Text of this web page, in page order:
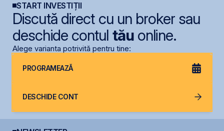
START INVESTIȚII
Discută direct cu un broker sau
deschide contul tăuonline.
Alege varianta potrivită pentru tine:
PROGRAMEAZĂ
DESCHIDE CONT